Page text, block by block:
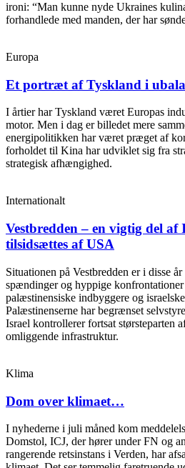
ironi: “Man kunne nyde Ukraines
forhandlede med manden, der har
Europa
Et portræt af Tyskland i
I årtier har Tyskland været Europas
motor. Men i dag er billedet mere
energipolitikken har været præget af
forholdet til Kina har udviklet sig fra
strategisk afhængighed.
Internationalt
Vestbredden – en vigtig del
tilsidsættes af USA
Situationen på Vestbredden er i disse
spændinger og hyppige
palæstinensiske indbyggere og
Palæstinenserne har begrænset
Israel kontrollerer fortsat størsteparten
omliggende infrastruktur.
Klima
Dom over klimaet…
I nyhederne i juli måned kom
Domstol, ICJ, der hører under FN og
rangerende retsinstans i Verden, har